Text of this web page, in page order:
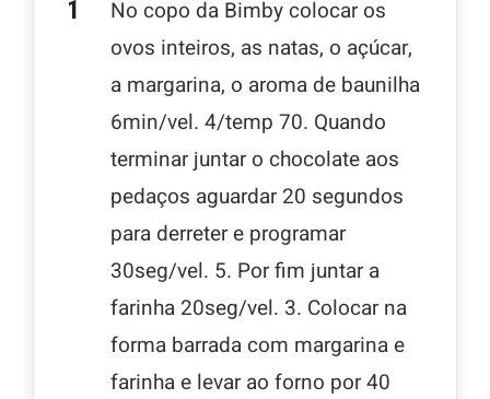
No copo da Bimby colocar os
ovos inteiros, as natas, o açúcar,
a margarina, o aroma de baunilha
6min/vel. 4/temp 70. Quando
terminar juntar o chocolate aos
pedaços aguardar 20 segundos
para derreter e programar
30seg/vel. 5. Por fim juntar a
farinha 20seg/vel. 3. Colocar na
forma barrada com margarina e
farinha e levar ao forno por 40